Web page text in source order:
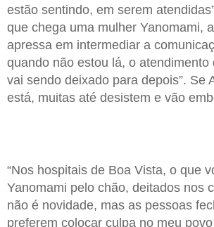
estão sentindo, em serem
que chega uma mulher Yanomami,
apressa em intermediar a
quando não estou lá, o atendimento
vai sendo deixado para depois”. Se
está, muitas até desistem e vão
“Nos hospitais de Boa Vista, o que
Yanomami pelo chão, deitados nos
não é novidade, mas as pessoas
preferem colocar culpa no meu